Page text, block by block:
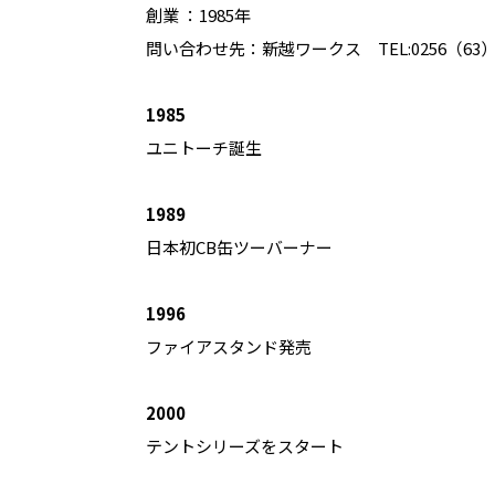
創業 ：1985年
問い合わせ先：新越ワークス TEL:0256（63
1985
ユニトーチ誕生
1989
日本初CB缶ツーバーナー
1996
ファイアスタンド発売
2000
テントシリーズをスタート